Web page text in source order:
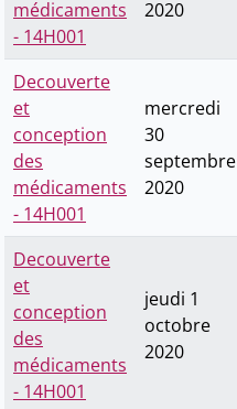
médicaments
- 14H001
2020
Decouverte
et
conception
des
médicaments
- 14H001
mercredi
30
septembre
2020
Decouverte
et
conception
des
médicaments
- 14H001
jeudi 1
octobre
2020